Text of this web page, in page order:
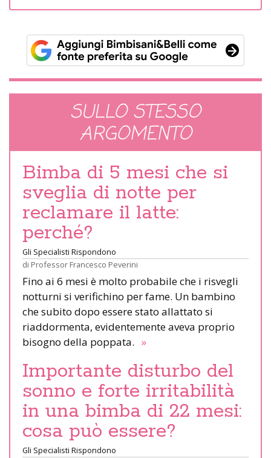
SULLO STESSO
ARGOMENTO
Bimba di 5 mesi che si
sveglia di notte per
reclamare il latte:
perché?
Gli Specialisti Rispondono
di Professor Francesco Peverini
Fino ai 6 mesi è molto probabile che i risvegli
notturni si verifichino per fame. Un bambino
che subito dopo essere stato allattato si
riaddormenta, evidentemente aveva proprio
bisogno della poppata. »
Importante disturbo del
sonno e forte irritabilità
in una bimba di 22 mesi:
cosa può essere?
Gli Specialisti Rispondono